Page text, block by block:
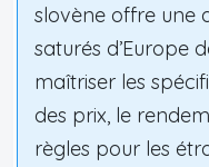
slovène offre une
saturés d’Europe
maîtriser les
des prix, le
règles pour les